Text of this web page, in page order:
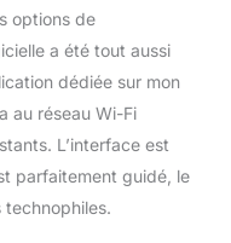
avec vos amis
faisant de
une
joyeuse pour
sans
pour les
et les
options de
a été tout aussi
dédiée sur mon
au réseau Wi-Fi
L’interface est
parfaitement guidé, le
technophiles.